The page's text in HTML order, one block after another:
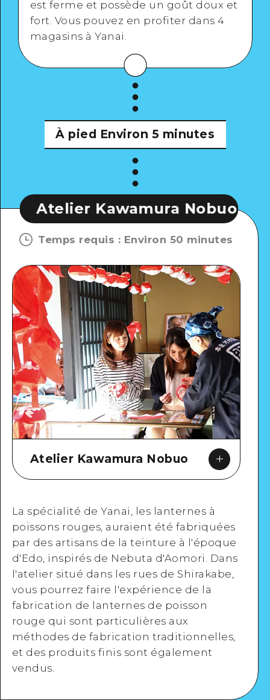
est ferme et possède un goût doux et
fort. Vous pouvez en profiter dans 4
magasins à Yanai.
À pied Environ 5 minutes
Nobuo Atelier
Temps requis : Environ 50 minutes
Atelier Kawamura Nobuo
Google Maps
La spécialité de Yanai, les lanternes à
poissons rouges, auraient été fabriquées
par des artisans de la teinture à l'époque
d'Edo, inspirés de Nebuta d'Aomori. Dans
l'atelier situé dans les rues de Shirakabe,
vous pourrez faire l'expérience de la
fabrication de lanternes de poisson
rouge qui sont particulières aux
méthodes de fabrication traditionnelles,
et des produits finis sont également
vendus.